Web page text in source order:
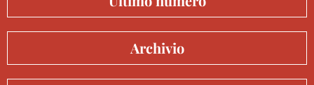
Archivio